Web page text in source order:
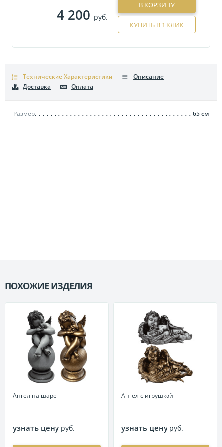
4 200 руб.
В КОРЗИНУ
КУПИТЬ В 1 КЛИК
Технические Характеристики
Размер 65см
Описание
Доставка
Оплата
ПОХОЖИЕ ИЗДЕЛИЯ
Ангел на шаре
узнать цену руб.
Ангел с игрушкой
узнать цену руб.